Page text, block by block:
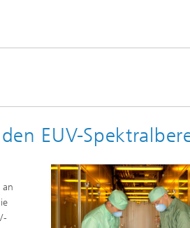
EUV-
an